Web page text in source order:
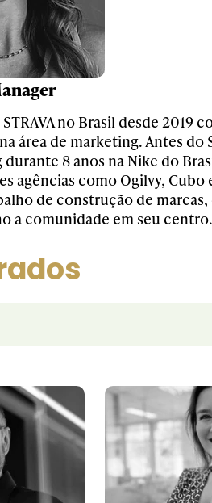
no Brasil desde 2019
área de marketing. Antes do
8 anos na Nike do
agências como Ogilvy, Cubo
de construção de
a comunidade em seu centro.